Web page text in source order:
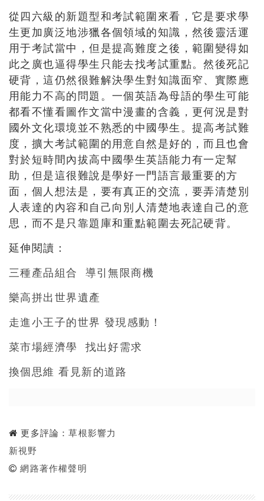
從四六級的新題型和考試範圍來看，它是要求學
生更加廣泛地涉獵各個領域的知識，然後靈活運
用于考試當中，但是提高難度之後，範圍變得如
此之廣也逼得學生只能去找考試重點。然後死記
硬背，這仍然很難解決學生對知識面窄、實際應
用能力不高的問題。一個英語為母語的學生可能
都看不懂看圖作文當中漫畫的含義，更何況是對
國外文化環境並不熟悉的中國學生。提高考試難
度，擴大考試範圍的用意自然是好的，而且也會
對於短時間內拔高中國學生英語能力有一定幫
助，但是這很難說是學好一門語言最重要的方
面，個人想法是，要有真正的交流，要弄清楚別
人表達的內容和自己向別人清楚地表達自己的意
思，而不是只靠題庫和重點範圍去死記硬背。
延伸閱讀：
三種產品組合 導引無限商機
樂高拼出世界遺產
走進小王子的世界 發現感動！
菜市場經濟學 找出好需求
換個思維 看見新的道路
更多評論：草根影響力
新視野
網路著作權聲明